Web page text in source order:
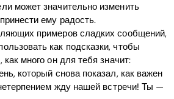
может значительно изменить
ему радость.
примеров сладких сообщений,
как подсказки, чтобы
много он для тебя значит:
который снова показал, как важен
жду нашей встречи! Ты —